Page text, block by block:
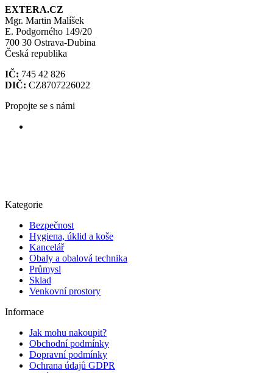
EXTERA.CZ
Mgr. Martin Malíšek
E. Podgorného 149/20
700 30 Ostrava-Dubina
Česká republika
IČ: 745 42 826
DIČ: CZ8707226022
Propojte se s námi
Kategorie
Bezpečnost
Hygiena, úklid a koše
Kancelář
Obaly a obalová technika
Průmysl
Sklad
Venkovní prostory
Informace
Jak mohu nakoupit?
Obchodní podmínky
Dopravní podmínky
Ochrana údajů GDPR